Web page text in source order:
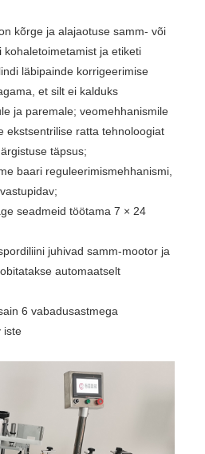
kõrge ja alajaotuse samm- või
ja etiketi
läbipainde korrigeerimise
et silt ei kalduks
ja paremale; veomehhanismile
ekstsentrilise ratta tehnoloogiat
täpsus;
baari reguleerimismehhanismi,
seadmeid töötama 7 × 24
juhivad samm-mootor ja
automaatselt
6 vabadusastmega
iste